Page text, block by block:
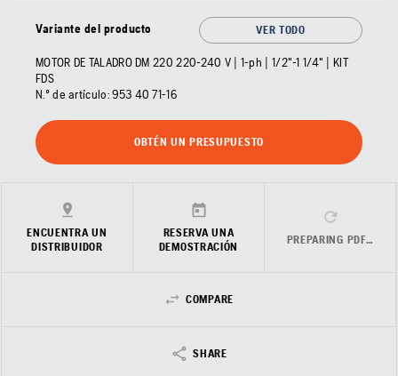
Variante del producto VER TODO
MOTOR DE TALADRO DM 220 220-240 V | 1-ph | 1/2"-1 1/4" | KIT
FDS
N.º de artículo: 953 40 71‑16
OBTÉN UN PRESUPUESTO
ENCUENTRA UN
DISTRIBUIDOR
RESERVA UNA
DEMOSTRACIÓN
PREPARING PDF…
COMPARE
SHARE